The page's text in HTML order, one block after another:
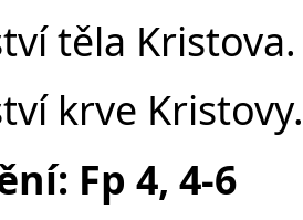
těla Kristova.
krve Kristovy.
Fp 4, 4-6